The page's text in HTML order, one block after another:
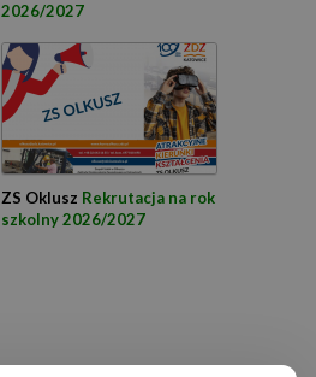
2026/2027
ZS Oklusz Rekrutacja na rok
szkolny 2026/2027